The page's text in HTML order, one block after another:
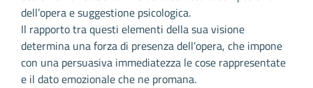
dell’opera e suggestione psicologica.
Il rapporto tra questi elementi della sua visione
determina una forza di presenza dell’opera, che impone
con una persuasiva immediatezza le cose rappresentate
e il dato emozionale che ne promana.